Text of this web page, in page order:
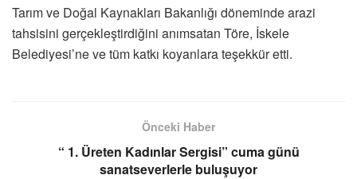
Tarım ve Doğal Kaynakları Bakanlığı döneminde arazi
tahsisini gerçekleştirdiğini anımsatan Töre, İskele
Belediyesi’ne ve tüm katkı koyanlara teşekkür etti.
Önceki Haber
“ 1. Üreten Kadınlar Sergisi” cuma günü
sanatseverlerle buluşuyor